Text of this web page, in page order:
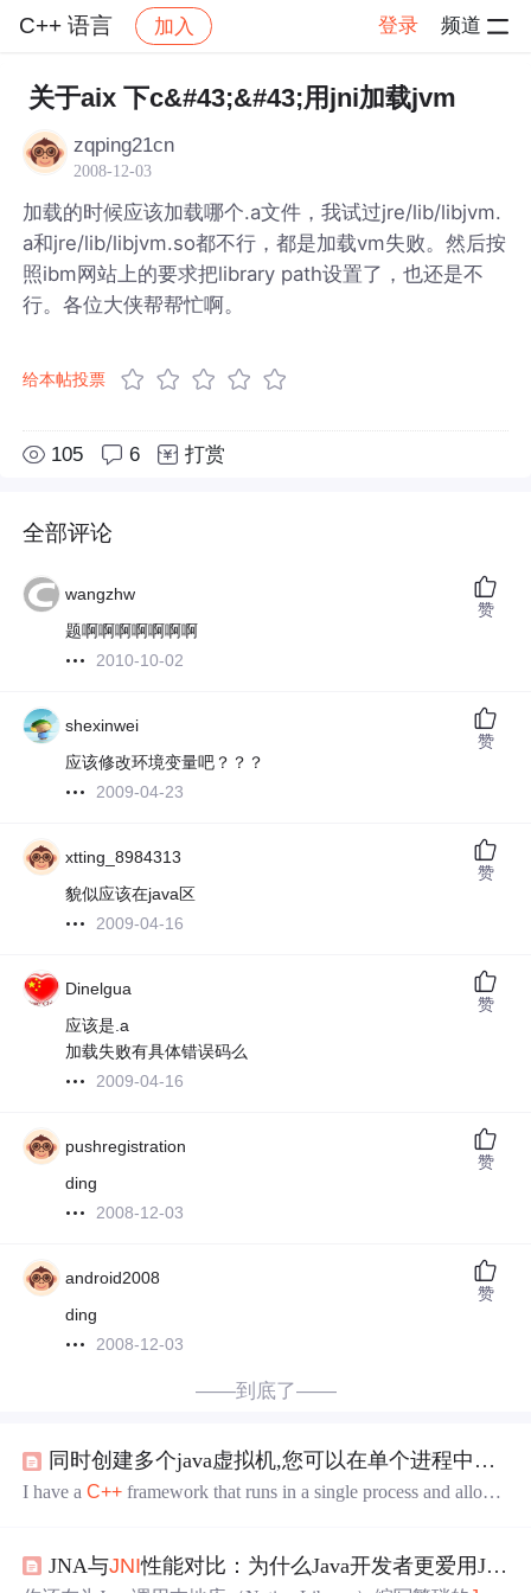
C++ 语言 加入 登录 频道
社区 C++ 语言
关于aix 下c&#43;&#43;用jni加载jvm
zqping21cn
2008-12-03
加载的时候应该加载哪个.a文件，我试过jre/lib/libjvm.
a和jre/lib/libjvm.so都不行，都是加载vm失败。然后按
照ibm网站上的要求把library path设置了，也还是不
行。各位大侠帮帮忙啊。
给本帖投票
105 6 打赏
全部评论
wangzhw
题啊啊啊啊啊啊啊
2010-10-02
赞
shexinwei
应该修改环境变量吧？？？
2009-04-23
赞
xtting_8984313
貌似应该在java区
2009-04-16
赞
Dinelgua
应该是.a
加载失败有具体错误码么
2009-04-16
赞
pushregistration
ding
2008-12-03
赞
android2008
ding
2008-12-03
赞
——到底了——
同时创建多个java虚拟机,您可以在单个进程中在
I have aC++ framework that runs in a single process and allows
n in it...
JNA与JNI性能对比：为什么Java开发者更爱用JNA？